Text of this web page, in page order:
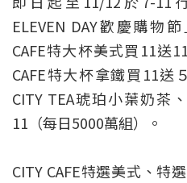
ELEVEN DAY歡慶購物
CAFE特大杯美式買11送
CAFE特大杯拿鐵買11送
CITY TEA琥珀小葉奶茶
11（每日5000萬組）。
CITY CAFE特選美式、特